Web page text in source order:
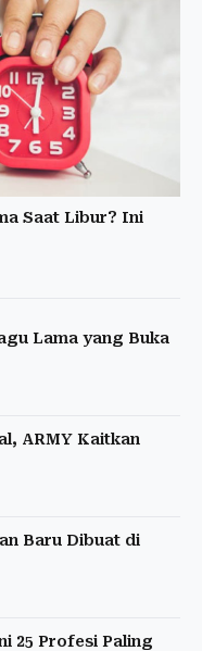
Saat Libur? Ini
Lama yang Buka
ARMY Kaitkan
Baru Dibuat di
25 Profesi Paling